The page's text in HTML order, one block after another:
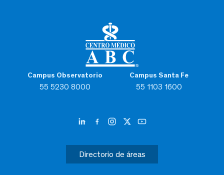
Campus Observatorio
55 5230 8000
Campus Santa Fe
55 1103 1600
Directorio de áreas